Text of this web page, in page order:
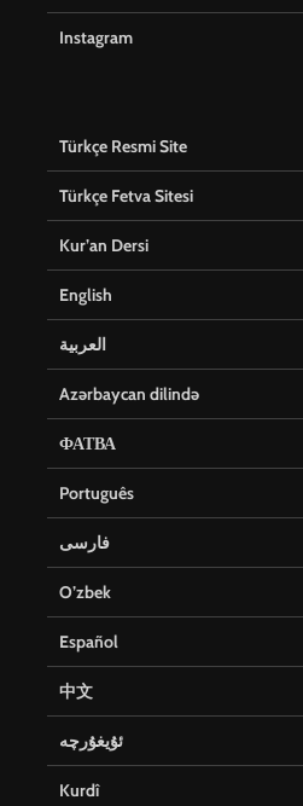
Instagram
Türkçe Resmi Site
Türkçe Fetva Sitesi
Kur’an Dersi
English
العربية
Azərbaycan dilində
ФАТВА
Português
فارسی
O’zbek
Español
中文
ئۇيغۇرچە
Kurdî